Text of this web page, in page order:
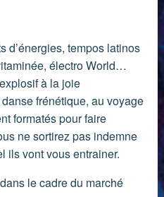
d’énergies, tempos latinos
électro World…
à la joie
frénétique, au voyage
formatés pour faire
ne sortirez pas indemne
ils vont vous entrainer.
le cadre du marché